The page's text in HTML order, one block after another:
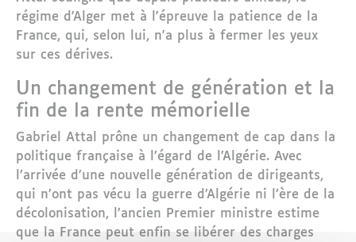
régime d'Alger met à l'épreuve la patience de la
France, qui, selon lui, n'a plus à fermer les yeux
sur ces dérives.
Un changement de génération et la
fin de la rente mémorielle
Gabriel Attal prône un changement de cap dans la
politique française à l’égard de l’Algérie. Avec
l’arrivée d’une nouvelle génération de dirigeants,
qui n’ont pas vécu la guerre d’Algérie ni l’ère de la
décolonisation, l’ancien Premier ministre estime
que la France peut enfin se libérer des charges